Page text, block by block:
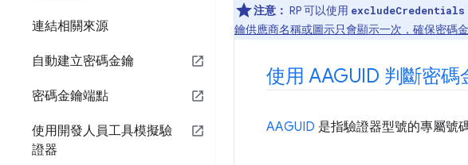
連結相關來源
自動建立密碼金鑰
密碼金鑰端點
使用開發人員工具模擬驗
證器
注意： RP 可以使用 excludeCredentials
鑰供應商名稱或圖示只會顯示一次，確保密碼金
使用 AAGUID 判斷密碼
AAGUID 是指驗證器型號的專屬號